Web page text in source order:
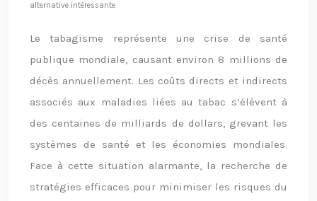
alternative intéressante
Le tabagisme représente une crise de santé
publique mondiale, causant environ 8 millions de
décès annuellement. Les coûts directs et indirects
associés aux maladies liées au tabac s’élèvent à
des centaines de milliards de dollars, grevant les
systèmes de santé et les économies mondiales.
Face à cette situation alarmante, la recherche de
stratégies efficaces pour minimiser les risques du